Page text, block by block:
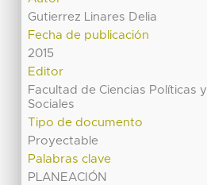
Gutierrez Linares Delia
Fecha de publicación
2015
Editor
Facultad de Ciencias Políticas y
Sociales
Tipo de documento
Proyectable
Palabras clave
PLANEACIÓN